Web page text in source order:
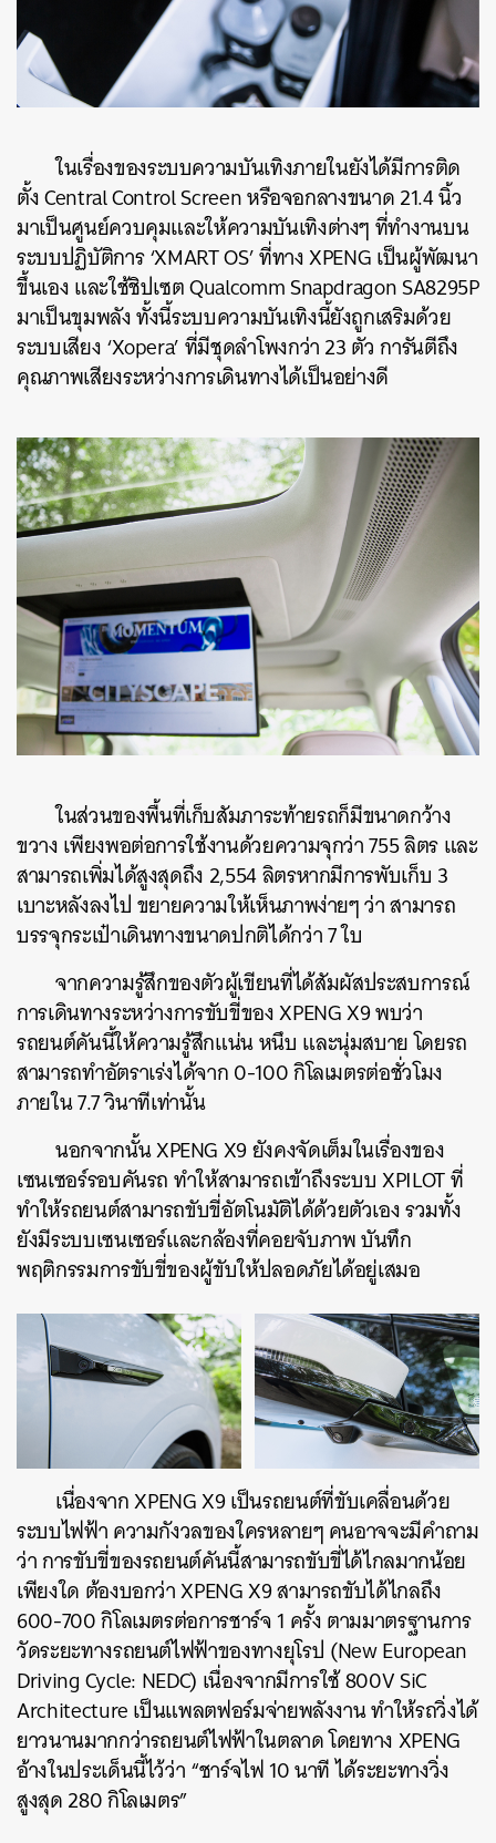
ในเรื่องของระบบความบันเทิงภายในยังได้มีการติด
ตั้ง Central Control Screen หรือจอกลางขนาด 21.4 นิ้ว
มาเป็นศูนย์ควบคุมและให้ความบันเทิงต่างๆ ที่ทำงานบน
ระบบปฏิบัติการ ‘XMART OS’ ที่ทาง XPENG เป็นผู้พัฒนา
ขึ้นเอง และใช้ชิปเซต Qualcomm Snapdragon SA8295P
มาเป็นขุมพลัง ทั้งนี้ระบบความบันเทิงนี้ยังถูกเสริมด้วย
ระบบเสียง ‘Xopera’ ที่มีชุดลำโพงกว่า 23 ตัว การันตีถึง
คุณภาพเสียงระหว่างการเดินทางได้เป็นอย่างดี
ในส่วนของพื้นที่เก็บสัมภาระท้ายรถก็มีขนาดกว้าง
ขวาง เพียงพอต่อการใช้งานด้วยความจุกว่า 755 ลิตร และ
สามารถเพิ่มได้สูงสุดถึง 2,554 ลิตรหากมีการพับเก็บ 3
เบาะหลังลงไป ขยายความให้เห็นภาพง่ายๆ ว่า สามารถ
บรรจุกระเป๋าเดินทางขนาดปกติได้กว่า 7 ใบ
จากความรู้สึกของตัวผู้เขียนที่ได้สัมผัสประสบการณ์
การเดินทางระหว่างการขับขี่ของ XPENG X9 พบว่า
รถยนต์คันนี้ให้ความรู้สึกแน่น หนึบ และนุ่มสบาย โดยรถ
สามารถทำอัตราเร่งได้จาก 0-100 กิโลเมตรต่อชั่วโมง
ภายใน 7.7 วินาทีเท่านั้น
นอกจากนั้น XPENG X9 ยังคงจัดเต็มในเรื่องของ
เซนเซอร์รอบคันรถ ทำให้สามารถเข้าถึงระบบ XPILOT ที่
ทำให้รถยนต์สามารถขับขี่อัตโนมัติได้ด้วยตัวเอง รวมทั้ง
ยังมีระบบเซนเซอร์และกล้องที่คอยจับภาพ บันทึก
พฤติกรรมการขับขี่ของผู้ขับให้ปลอดภัยได้อยู่เสมอ
เนื่องจาก XPENG X9 เป็นรถยนต์ที่ขับเคลื่อนด้วย
ระบบไฟฟ้า ความกังวลของใครหลายๆ คนอาจจะมีคำถาม
ว่า การขับขี่ของรถยนต์คันนี้สามารถขับขี่ได้ไกลมากน้อย
เพียงใด ต้องบอกว่า XPENG X9 สามารถขับได้ไกลถึง
600-700 กิโลเมตรต่อการชาร์จ 1 ครั้ง ตามมาตรฐานการ
วัดระยะทางรถยนต์ไฟฟ้าของทางยุโรป (New European
Driving Cycle: NEDC) เนื่องจากมีการใช้ 800V SiC
Architecture เป็นแพลตฟอร์มจ่ายพลังงาน ทำให้รถวิ่งได้
ยาวนานมากกว่ารถยนต์ไฟฟ้าในตลาด โดยทาง XPENG
อ้างในประเด็นนี้ไว้ว่า “ชาร์จไฟ 10 นาที ได้ระยะทางวิ่ง
สูงสุด 280 กิโลเมตร”
SHARE TWEET LINE EMAIL